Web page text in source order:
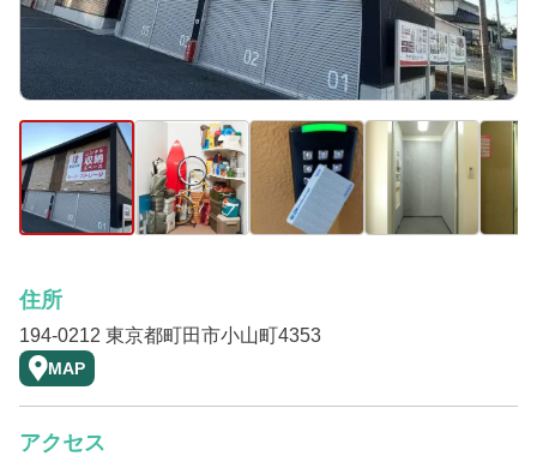
住所
194-0212 東京都町田市小山町4353
MAP
アクセス